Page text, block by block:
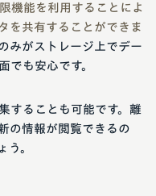
機能を利用することによ
を共有することができま
みがストレージ上でデー
でも安心です。
することも可能です。離
の情報が閲覧できるの
う。